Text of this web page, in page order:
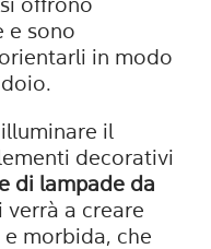
offrono
e sono
in modo
il
decorativi
di lampade da
verrà a creare
morbida, che